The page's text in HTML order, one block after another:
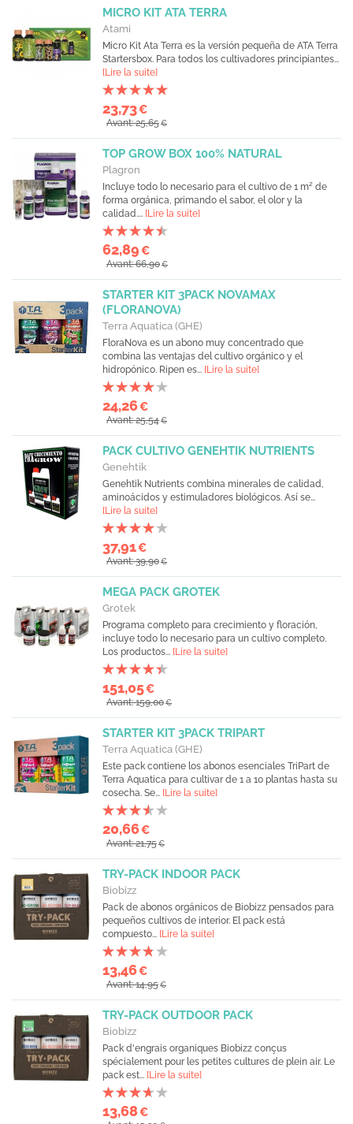
MICRO KIT ATA TERRA
Atami
Micro Kit Ata Terra es la versión pequeña de ATA Terra
Startersbox. Para todos los cultivadores principiantes...
[Lire la suite]
23,73€
Avant: 25,65€
TOP GROW BOX 100% NATURAL
Plagron
Incluye todo lo necesario para el cultivo de 1 m² de
forma orgánica, primando el sabor, el olor y la
calidad.... [Lire la suite]
62,89€
Avant: 66,90€
STARTER KIT 3PACK NOVAMAX
(FLORANOVA)
Terra Aquatica (GHE)
FloraNova es un abono muy concentrado que
combina las ventajas del cultivo orgánico y el
hidropónico. Ripen es... [Lire la suite]
24,26€
Avant: 25,54€
PACK CULTIVO GENEHTIK NUTRIENTS
Genehtik
Genehtik Nutrients combina minerales de calidad,
aminoácidos y estimuladores biológicos. Así se...
[Lire la suite]
37,91€
Avant: 39,90€
MEGA PACK GROTEK
Grotek
Programa completo para crecimiento y floración,
incluye todo lo necesario para un cultivo completo.
Los productos... [Lire la suite]
151,05€
Avant: 159,00€
STARTER KIT 3PACK TRIPART
Terra Aquatica (GHE)
Este pack contiene los abonos esenciales TriPart de
Terra Aquatica para cultivar de 1 a 10 plantas hasta su
cosecha. Se... [Lire la suite]
20,66€
Avant: 21,75€
TRY-PACK INDOOR PACK
Biobizz
Pack de abonos orgánicos de Biobizz pensados para
pequeños cultivos de interior. El pack está
compuesto... [Lire la suite]
13,46€
Avant: 14,95€
TRY-PACK OUTDOOR PACK
Biobizz
Pack d'engrais organiques Biobizz conçus
spécialement pour les petites cultures de plein air. Le
pack est... [Lire la suite]
13,68€